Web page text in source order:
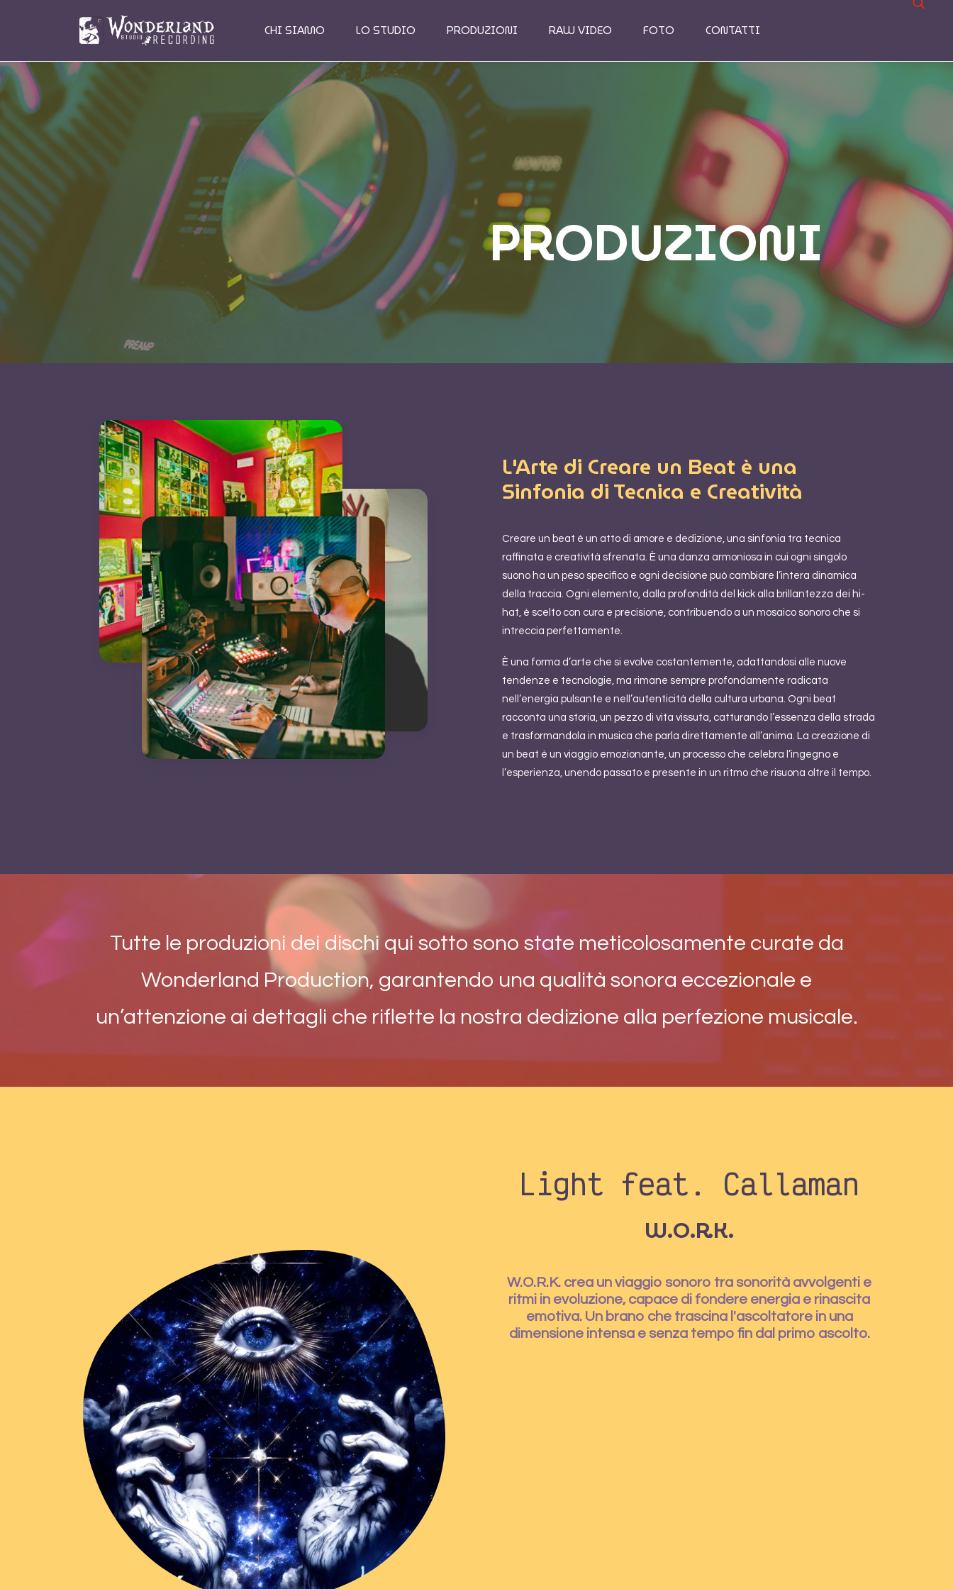
CHI SIAMO LO STUDIO PRODUZIONI RAW VIDEO FOTO CONTATTI
PRODUZIONI
L'Arte di Creare un Beat è una
Sinfonia di Tecnica e Creatività
Creare un beat è un atto di amore e dedizione, una sinfonia tra tecnica
raffinata e creatività sfrenata. È una danza armoniosa in cui ogni singolo
suono ha un peso specifico e ogni decisione può cambiare l’intera dinamica
della traccia. Ogni elemento, dalla profondità del kick alla brillantezza dei hi-
hat, è scelto con cura e precisione, contribuendo a un mosaico sonoro che si
intreccia perfettamente.
È una forma d’arte che si evolve costantemente, adattandosi alle nuove
tendenze e tecnologie, ma rimane sempre profondamente radicata
nell’energia pulsante e nell’autenticità della cultura urbana. Ogni beat
racconta una storia, un pezzo di vita vissuta, catturando l’essenza della strada
e trasformandola in musica che parla direttamente all’anima. La creazione di
un beat è un viaggio emozionante, un processo che celebra l’ingegno e
l’esperienza, unendo passato e presente in un ritmo che risuona oltre il tempo.
Tutte le produzioni dei dischi qui sotto sono state meticolosamente curate da
Wonderland Production, garantendo una qualità sonora eccezionale e
un’attenzione ai dettagli che riflette la nostra dedizione alla perfezione musicale.
Light feat. Callaman
W.O.R.K.
W.O.R.K. crea un viaggio sonoro tra sonorità avvolgenti e
ritmi in evoluzione, capace di fondere energia e rinascita
emotiva. Un brano che trascina l'ascoltatore in una
dimensione intensa e senza tempo fin dal primo ascolto.